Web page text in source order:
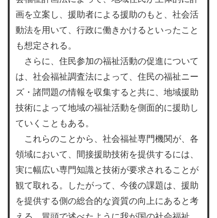
画を立案し、援助者による援助のもと、社会活
動法を用いて、行政に働きかけるといったこと
も想定される。
さらに、住民参加の福祉活動の促進について
は、社会福祉調査法によって、住民の福祉ニー
ズ・諸問題の情報を収集すると共に、地域援助
技術によって地域の福祉活動を側面的に援助し
ていくこともある。
これらのことから、社会福祉専門機関が、各
領域において、間接援助技術を提供するには、
実に幅広い専門知識と技術が要求されることが
観て取れる。したがって、今後の課題は、援助
を提供する側の総合的な資質の向上にあると考